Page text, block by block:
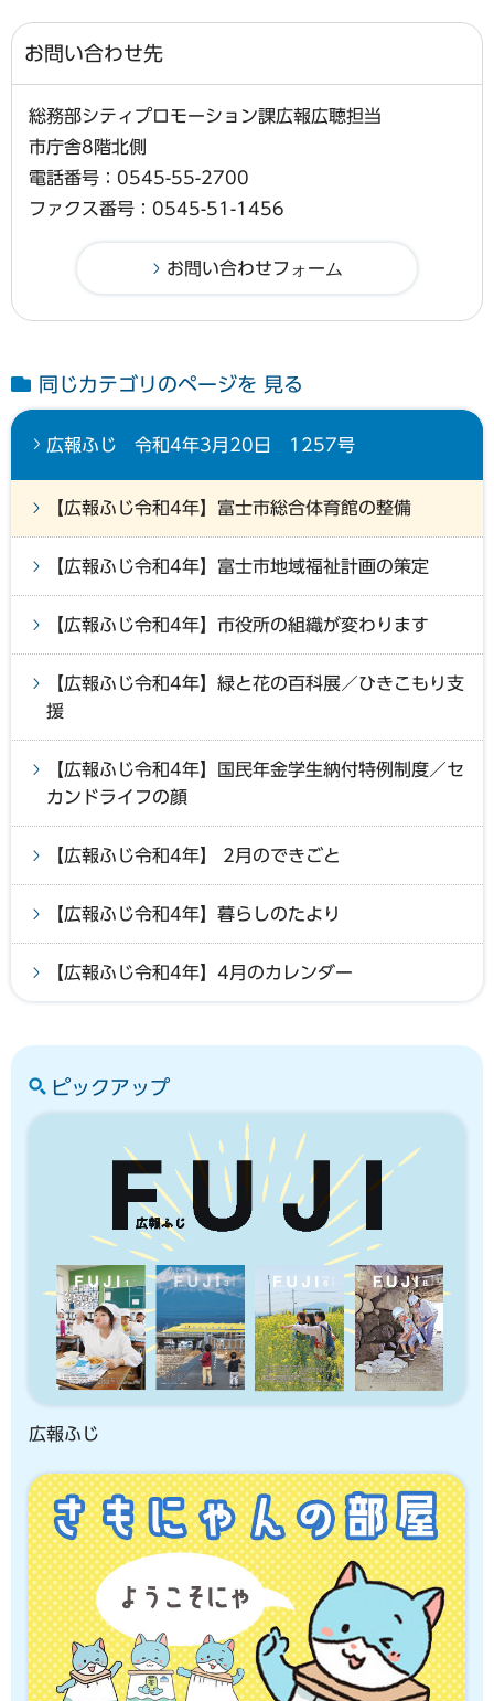
お問い合わせ先
総務部シティプロモーション課広報広聴担当
市庁舎8階北側
電話番号：0545-55-2700
ファクス番号：0545-51-1456
同じカテゴリのページを 見る
広報ふじ 令和4年3月20日 1257号
【広報ふじ令和4年】富士市総合体育館の整備
【広報ふじ令和4年】富士市地域福祉計画の策定
【広報ふじ令和4年】市役所の組織が変わります
【広報ふじ令和4年】緑と花の百科展／ひきこもり支
援
【広報ふじ令和4年】国民年金学生納付特例制度／セ
カンドライフの顔
【広報ふじ令和4年】 2月のできごと
【広報ふじ令和4年】暮らしのたより
【広報ふじ令和4年】4月のカレンダー
ピックアップ
広報ふじ